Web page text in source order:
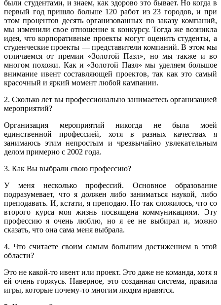
были студентами, и знаем, как здорово это бывает. Но когда в
первый год пришло больше 120 работ из 23 городов, и при
этом процентов десять организованных по заказу компаний,
мы изменили свое отношение к конкурсу. Тогда же возникла
идея, что корпоративные проекты могут оценить студенты, а
студенческие проекты — представители компаний. В этом мы
отличаемся от премии «Золотой Пазл», но мы также и во
многом похожи. Как и «Золотой Пазл» мы уделяем большое
внимание ивент составляющей проектов, так как это самый
красочный и яркий момент любой кампании.
2. Сколько лет вы профессионально занимаетесь организацией
мероприятий?
Организация мероприятий никогда не была моей
единственной профессией, хотя в разных качествах я
занимаюсь этим непростым и чрезвычайно увлекательным
делом примерно с 2002 года.
3. Как Вы выбрали свою профессию?
У меня несколько профессий. Основное образование
подразумевает, что я должен либо заниматься наукой, либо
преподавать. И, кстати, я преподаю. Но так сложилось, что со
второго курса моя жизнь посвящена коммуникациям. Эту
профессию я очень люблю, но я ее не выбирал и, можно
сказать, что она сама меня выбрала.
4. Что считаете своим самым большим достижением в этой
области?
Это не какой-то ивент или проект. Это даже не команда, хотя я
ей очень горжусь. Наверное, это созданная система, правила
игры, которые почему-то многим людям нравятся.